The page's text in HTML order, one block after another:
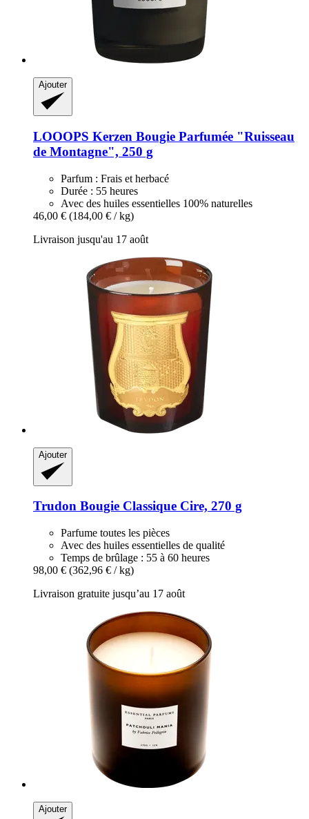
Ajouter
LOOOPS Kerzen Bougie Parfumée "Ruisseau
de Montagne", 250 g
Parfum : Frais et herbacé
Durée : 55 heures
Avec des huiles essentielles 100% naturelles
46,00 € (184,00 € / kg)
Livraison jusqu'au 17 août
Ajouter
Trudon Bougie Classique Cire, 270 g
Parfume toutes les pièces
Avec des huiles essentielles de qualité
Temps de brûlage : 55 à 60 heures
98,00 € (362,96 € / kg)
Livraison gratuite jusqu’au 17 août
Ajouter